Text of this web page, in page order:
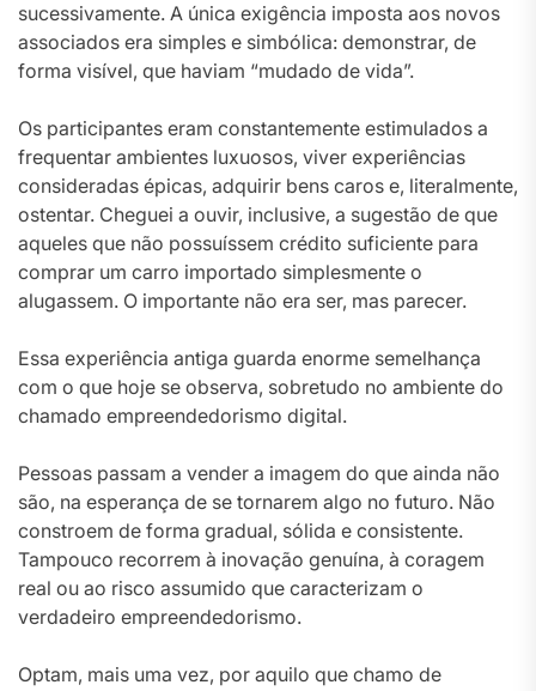
sucessivamente. A única exigência imposta aos novos
associados era simples e simbólica: demonstrar, de
forma visível, que haviam “mudado de vida”.
Os participantes eram constantemente estimulados a
frequentar ambientes luxuosos, viver experiências
consideradas épicas, adquirir bens caros e, literalmente,
ostentar. Cheguei a ouvir, inclusive, a sugestão de que
aqueles que não possuíssem crédito suficiente para
comprar um carro importado simplesmente o
alugassem. O importante não era ser, mas parecer.
Essa experiência antiga guarda enorme semelhança
com o que hoje se observa, sobretudo no ambiente do
chamado empreendedorismo digital.
Pessoas passam a vender a imagem do que ainda não
são, na esperança de se tornarem algo no futuro. Não
constroem de forma gradual, sólida e consistente.
Tampouco recorrem à inovação genuína, à coragem
real ou ao risco assumido que caracterizam o
verdadeiro empreendedorismo.
Optam, mais uma vez, por aquilo que chamo de